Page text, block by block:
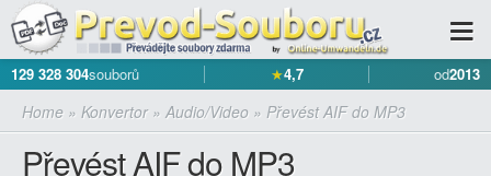
129 328 304souborů ★4,7 od2013
Home » Konvertor» Audio/Video » Převést AIF do MP3
Převést AIF do MP3